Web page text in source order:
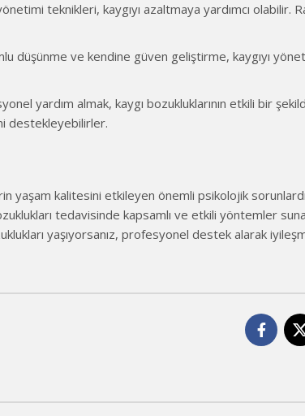
teknikleri, kaygıyı azaltmaya yardımcı
düşünme ve kendine güven geliştirme, kaygıyı
yardım almak, kaygı bozukluklarının etkili bir
destekleyebilirler.
yaşam kalitesini etkileyen önemli psikolojik
tedavisinde kapsamlı ve etkili yöntemler
yaşıyorsanız, profesyonel destek alarak